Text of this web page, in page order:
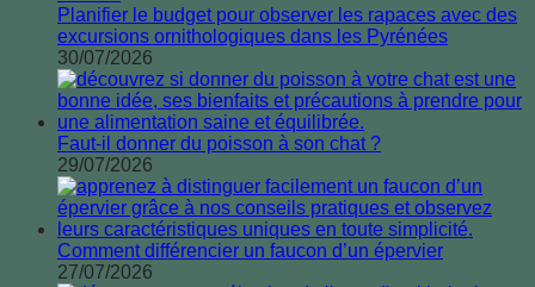
Planifier le budget pour observer les rapaces avec des
excursions ornithologiques dans les Pyrénées
30/07/2026
Faut-il donner du poisson à son chat ?
29/07/2026
Comment différencier un faucon d’un épervier
27/07/2026